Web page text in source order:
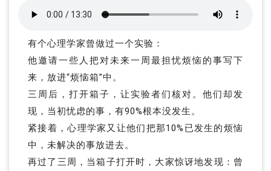
有个心理学家曾做过一个实验：
他邀请一些人把对未来一周最担忧烦恼的事写下
来，放进“烦恼箱”中。
三周后，打开箱子，让实验者们核对。他们却发
现，当初忧虑的事，有90%根本没发生。
紧接着，心理学家又让他们把那10%已发生的烦恼
中，未解决的事放进去。
再过了三周，当箱子打开时，大家惊讶地发现：曾